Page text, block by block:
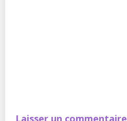
Laisser un commentaire